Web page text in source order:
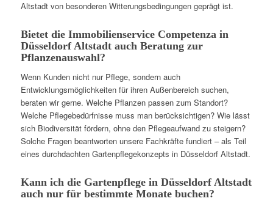
Altstadt von besonderen Witterungsbedingungen geprägt ist.
Bietet die Immobilienservice Competenza in
Düsseldorf Altstadt auch Beratung zur
Pflanzenauswahl?
Wenn Kunden nicht nur Pflege, sondern auch
Entwicklungsmöglichkeiten für ihren Außenbereich suchen,
beraten wir gerne. Welche Pflanzen passen zum Standort?
Welche Pflegebedürfnisse muss man berücksichtigen? Wie lässt
sich Biodiversität fördern, ohne den Pflegeaufwand zu steigern?
Solche Fragen beantworten unsere Fachkräfte fundiert – als Teil
eines durchdachten Gartenpflegekonzepts in Düsseldorf Altstadt.
Kann ich die Gartenpflege in Düsseldorf Altstadt
auch nur für bestimmte Monate buchen?